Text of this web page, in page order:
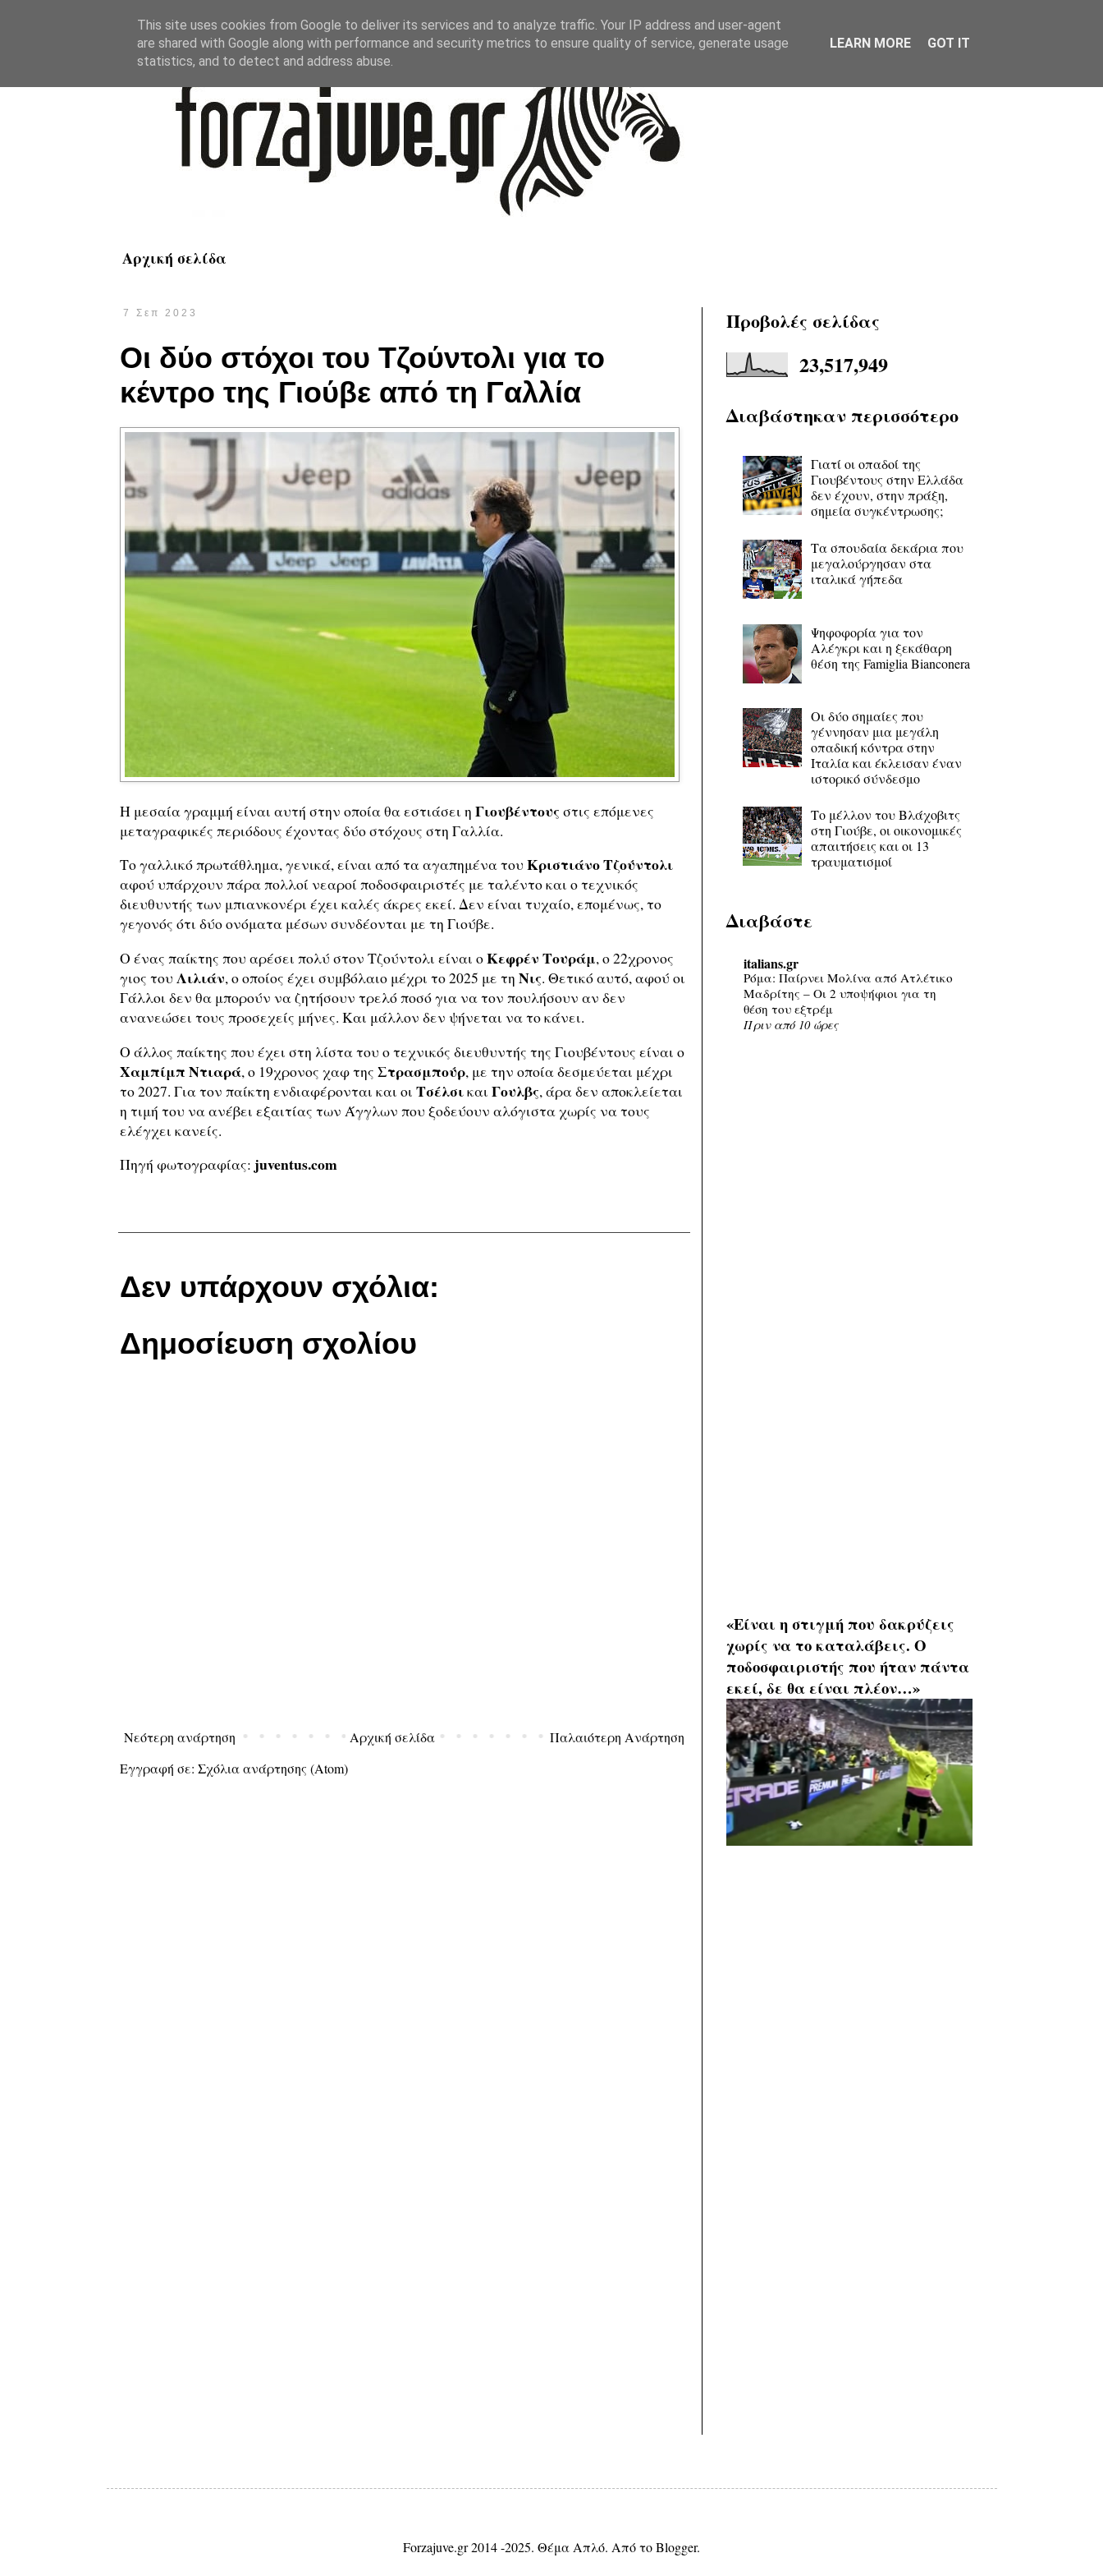
Αρχική σελίδα
7 Σεπ 2023
Οι δύο στόχοι του Τζούντολι για το
κέντρο της Γιούβε από τη Γαλλία
Η μεσαία γραμμή είναι αυτή στην οποία θα εστιάσει η Γιουβέντους στις επόμενες
μεταγραφικές περιόδους έχοντας δύο στόχους στη Γαλλία.
Το γαλλικό πρωτάθλημα, γενικά, είναι από τα αγαπημένα του Κριστιάνο Τζούντολι
αφού υπάρχουν πάρα πολλοί νεαροί ποδοσφαιριστές με ταλέντο και ο τεχνικός
διευθυντής των μπιανκονέρι έχει καλές άκρες εκεί. Δεν είναι τυχαίο, επομένως, το
γεγονός ότι δύο ονόματα μέσων συνδέονται με τη Γιούβε.
Ο ένας παίκτης που αρέσει πολύ στον Τζούντολι είναι οΚεφρέν Τουράμ, ο 22χρονος
γιος του Λιλιάν, ο οποίος έχει συμβόλαιο μέχρι το 2025 με τη Νις. Θετικό αυτό, αφού οι
Γάλλοι δεν θα μπορούν να ζητήσουν τρελό ποσό για να τον πουλήσουν αν δεν
ανανεώσει τους προσεχείς μήνες. Και μάλλον δεν ψήνεται να το κάνει.
Ο άλλος παίκτης που έχει στη λίστα του ο τεχνικός διευθυντής της Γιουβέντους είναι ο
Χαμπίμπ Ντιαρά, ο 19χρονος χαφ της Στρασμπούρ, με την οποία δεσμεύεται μέχρι
το 2027. Για τον παίκτη ενδιαφέρονται και οι Τσέλσικαι Γουλβς, άρα δεν αποκλείεται
η τιμή του να ανέβει εξαιτίας των Άγγλων που ξοδεύουν αλόγιστα χωρίς να τους
ελέγχει κανείς.
Πηγή φωτογραφίας: juventus.com
Δεν υπάρχουν σχόλια:
Δημοσίευση σχολίου
Νεότερη ανάρτηση Παλαιότερη Ανάρτηση
Αρχική σελίδα
Εγγραφή σε: Σχόλια ανάρτησης (Atom)
Προβολές σελίδας
23,517,949
Διαβάστηκαν περισσότερο
Γιατί οι οπαδοί της
Γιουβέντους στην Ελλάδα
δεν έχουν, στην πράξη,
σημεία συγκέντρωσης;
Τα σπουδαία δεκάρια που
μεγαλούργησαν στα
ιταλικά γήπεδα
Ψηφοφορία για τον
Αλέγκρι και η ξεκάθαρη
θέση της Famiglia Bianconera
Οι δύο σημαίες που
γέννησαν μια μεγάλη
οπαδική κόντρα στην
Ιταλία και έκλεισαν έναν
ιστορικό σύνδεσμο
Το μέλλον του Βλάχοβιτς
στη Γιούβε, οι οικονομικές
απαιτήσεις και οι 13
τραυματισμοί
Διαβάστε
italians.gr
Ρόμα: Παίρνει Μολίνα από Ατλέτικο
Μαδρίτης – Οι 2 υποψήφιοι για τη
θέση του εξτρέμ
Πριν από 10 ώρες
«Είναι η στιγμή που δακρύζεις
χωρίς να το καταλάβεις. Ο
ποδοσφαιριστής που ήταν πάντα
εκεί, δε θα είναι πλέον…»
Forzajuve.gr 2014 -2025. Θέμα Απλό. Από τοBlogger.
This site uses cookies from Google to deliver its services and to analyze traffic. Your IP address and user-agent
are shared with Google along with performance and security metrics to ensure quality of service, generate usage
statistics, and to detect and address abuse.
LEARN MORE GOT IT